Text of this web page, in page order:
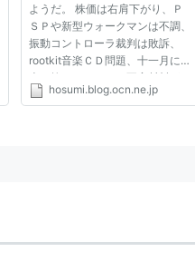
ようだ。 株価は右肩下がり、Ｐ
ＳＰや新型ウォークマンは不調、
振動コントローラ裁判は敗訴、
rootkit音楽ＣＤ問題、十一月に発
売を控えたＰＳ３は不安材料がも
りだくさん・・・。まさにボロボ
hosumi.blog.ocn.ne.jp